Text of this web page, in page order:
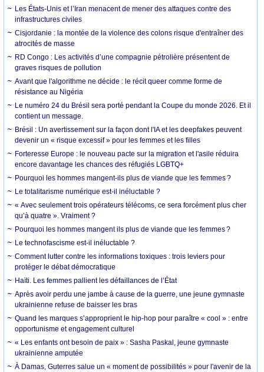
Les États-Unis et l’Iran menacent de mener des attaques contre des
infrastructures civiles
Cisjordanie : la montée de la violence des colons risque d'entraîner des
atrocités de masse
RD Congo : Les activités d’une compagnie pétrolière présentent de
graves risques de pollution
Avant que l'algorithme ne décide : le récit queer comme forme de
résistance au Nigéria
Le numéro 24 du Brésil sera porté pendant la Coupe du monde 2026. Et il
contient un message.
Brésil : Un avertissement sur la façon dont l'IA et les deepfakes peuvent
devenir un « risque excessif » pour les femmes et les filles
Forteresse Europe : le nouveau pacte sur la migration et l'asile réduira
encore davantage les chances des réfugiés LGBTQ+
Pourquoi les hommes mangent-ils plus de viande que les femmes ?
Le totalitarisme numérique est-il inéluctable ?
« Avec seulement trois opérateurs télécoms, ce sera forcément plus cher
qu’à quatre ». Vraiment ?
Pourquoi les hommes mangent ils plus de viande que les femmes ?
Le technofascisme est-il inéluctable ?
Comment lutter contre les informations toxiques : trois leviers pour
protéger le débat démocratique
Haïti. Les femmes pallient les défaillances de l’État
Après avoir perdu une jambe à cause de la guerre, une jeune gymnaste
ukrainienne refuse de baisser les bras
Quand les marques s’approprient le hip-hop pour paraître « cool » : entre
opportunisme et engagement culturel
« Les enfants ont besoin de paix » : Sasha Paskal, jeune gymnaste
ukrainienne amputée
À Damas, Guterres salue un « moment de possibilités » pour l'avenir de la